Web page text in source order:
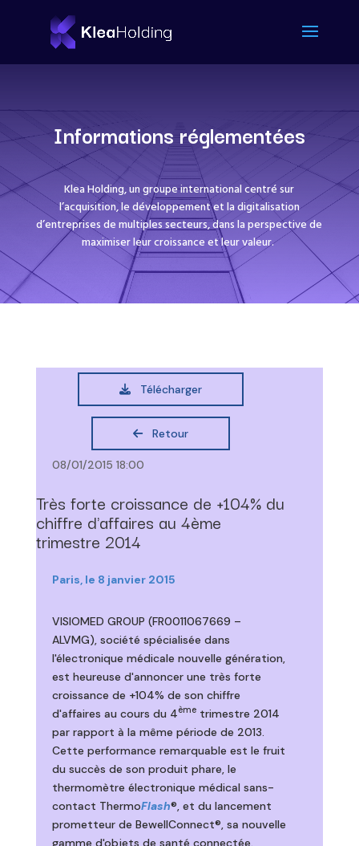
Informations réglementées
Klea Holding, un groupe international centré sur
l’acquisition, le développement et la digitalisation
d’entreprises de multiples secteurs, dans la perspective de
maximiser leur croissance et leur valeur.
Télécharger
Retour
08/01/2015 18:00
Très forte croissance de +104% du
chiffre d'affaires au 4ème
trimestre 2014
Paris, le 8 janvier 2015
VISIOMED GROUP (FR0011067669 –
ALVMG), société spécialisée dans
l'électronique médicale nouvelle génération,
est heureuse d'annoncer une très forte
croissance de +104% de son chiffre
d'affaires au cours du 4èmetrimestre 2014
par rapport à la même période de 2013.
Cette performance remarquable est le fruit
du succès de son produit phare, le
thermomètre électronique médical sans-
contact ThermoFlash®, et du lancement
prometteur de BewellConnect®, sa nouvelle
gamme d'objets de santé connectée.